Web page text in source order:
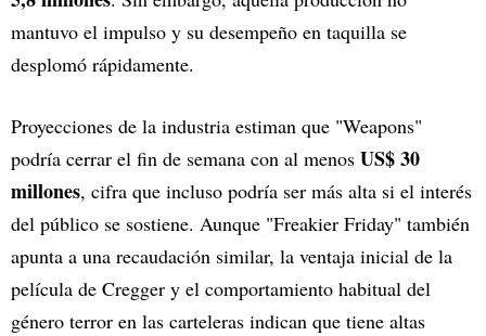
mantuvo el impulso y su desempeño en taquilla se
desplomó rápidamente.
Proyecciones de la industria estiman que "Weapons"
podría cerrar el fin de semana con al menos US$ 30
millones, cifra que incluso podría ser más alta si el interés
del público se sostiene. Aunque "Freakier Friday" también
apunta a una recaudación similar, la ventaja inicial de la
película de Cregger y el comportamiento habitual del
género terror en las carteleras indican que tiene altas